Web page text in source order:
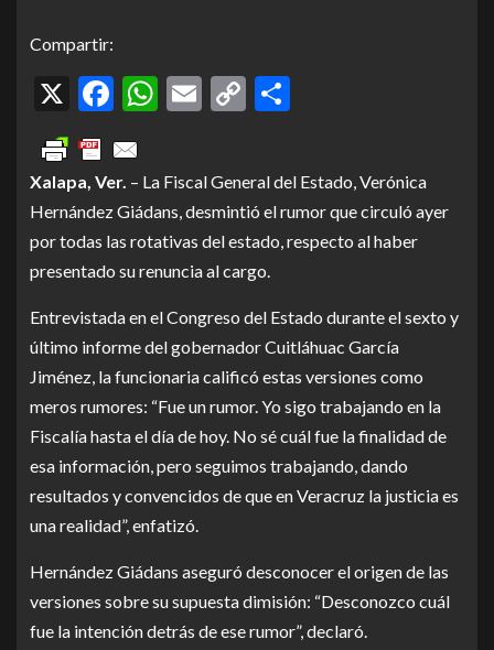
Compartir:
X Facebook
WhatsApp
Email
Copy
Xalapa, Ver. – La Fiscal General del Estado, Verónica
Hernández Giádans, desmintió el rumor que circuló ayer
por todas las rotativas del estado, respecto al haber
presentado su renuncia al cargo.
Entrevistada en el Congreso del Estado durante el sexto y
último informe del gobernador Cuitláhuac García
Jiménez, la funcionaria calificó estas versiones como
meros rumores: “Fue un rumor. Yo sigo trabajando en la
Fiscalía hasta el día de hoy. No sé cuál fue la finalidad de
esa información, pero seguimos trabajando, dando
resultados y convencidos de que en Veracruz la justicia es
una realidad”, enfatizó.
Hernández Giádans aseguró desconocer el origen de las
versiones sobre su supuesta dimisión: “Desconozco cuál
fue la intención detrás de ese rumor”, declaró.